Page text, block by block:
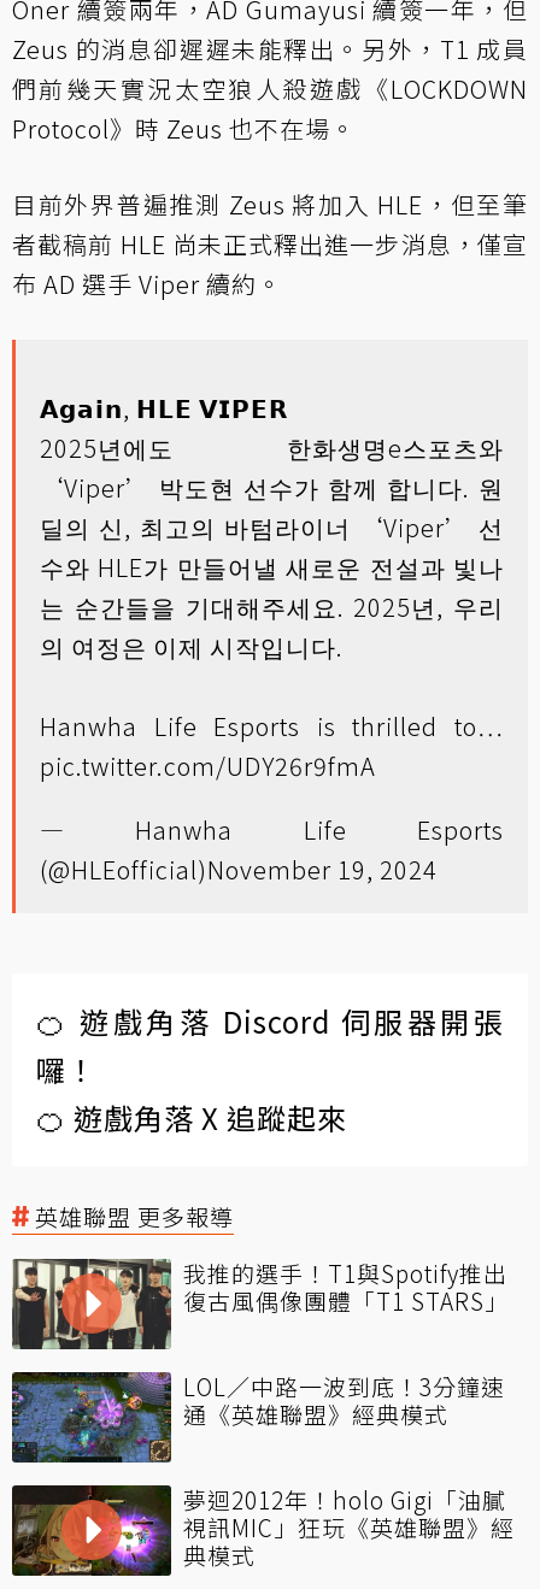
Oner 續簽兩年，AD Gumayusi 續簽一年，但
Zeus 的消息卻遲遲未能釋出。另外，T1 成員
們前幾天實況太空狼人殺遊戲《LOCKDOWN
Protocol》時 Zeus 也不在場。
目前外界普遍推測 Zeus 將加入 HLE，但至筆
者截稿前 HLE 尚未正式釋出進一步消息，僅宣
布 AD 選手 Viper 續約。
𝗔𝗴𝗮𝗶𝗻, 𝗛𝗟𝗘 𝗩𝗜𝗣𝗘𝗥
2025년에도 한화생명e스포츠와
‘Viper’ 박도현 선수가 함께 합니다. 원
딜의 신, 최고의 바텀라이너 ‘Viper’ 선
수와 HLE가 만들어낼 새로운 전설과 빛나
는 순간들을 기대해주세요. 2025년, 우리
의 여정은 이제 시작입니다.
Hanwha Life Esports is thrilled to…
pic.twitter.com/UDY26r9fmA
— Hanwha Life Esports
(@HLEofficial)November 19, 2024
🍊 遊戲角落 Discord 伺服器開張
囉！
🍊 遊戲角落 X 追蹤起來
英雄聯盟 更多報導
我推的選手！T1與Spotify推出
復古風偶像團體「T1 STARS」
LOL／中路一波到底！3分鐘速
通《英雄聯盟》經典模式
夢迴2012年！holo Gigi「油膩
視訊MIC」狂玩《英雄聯盟》經
典模式